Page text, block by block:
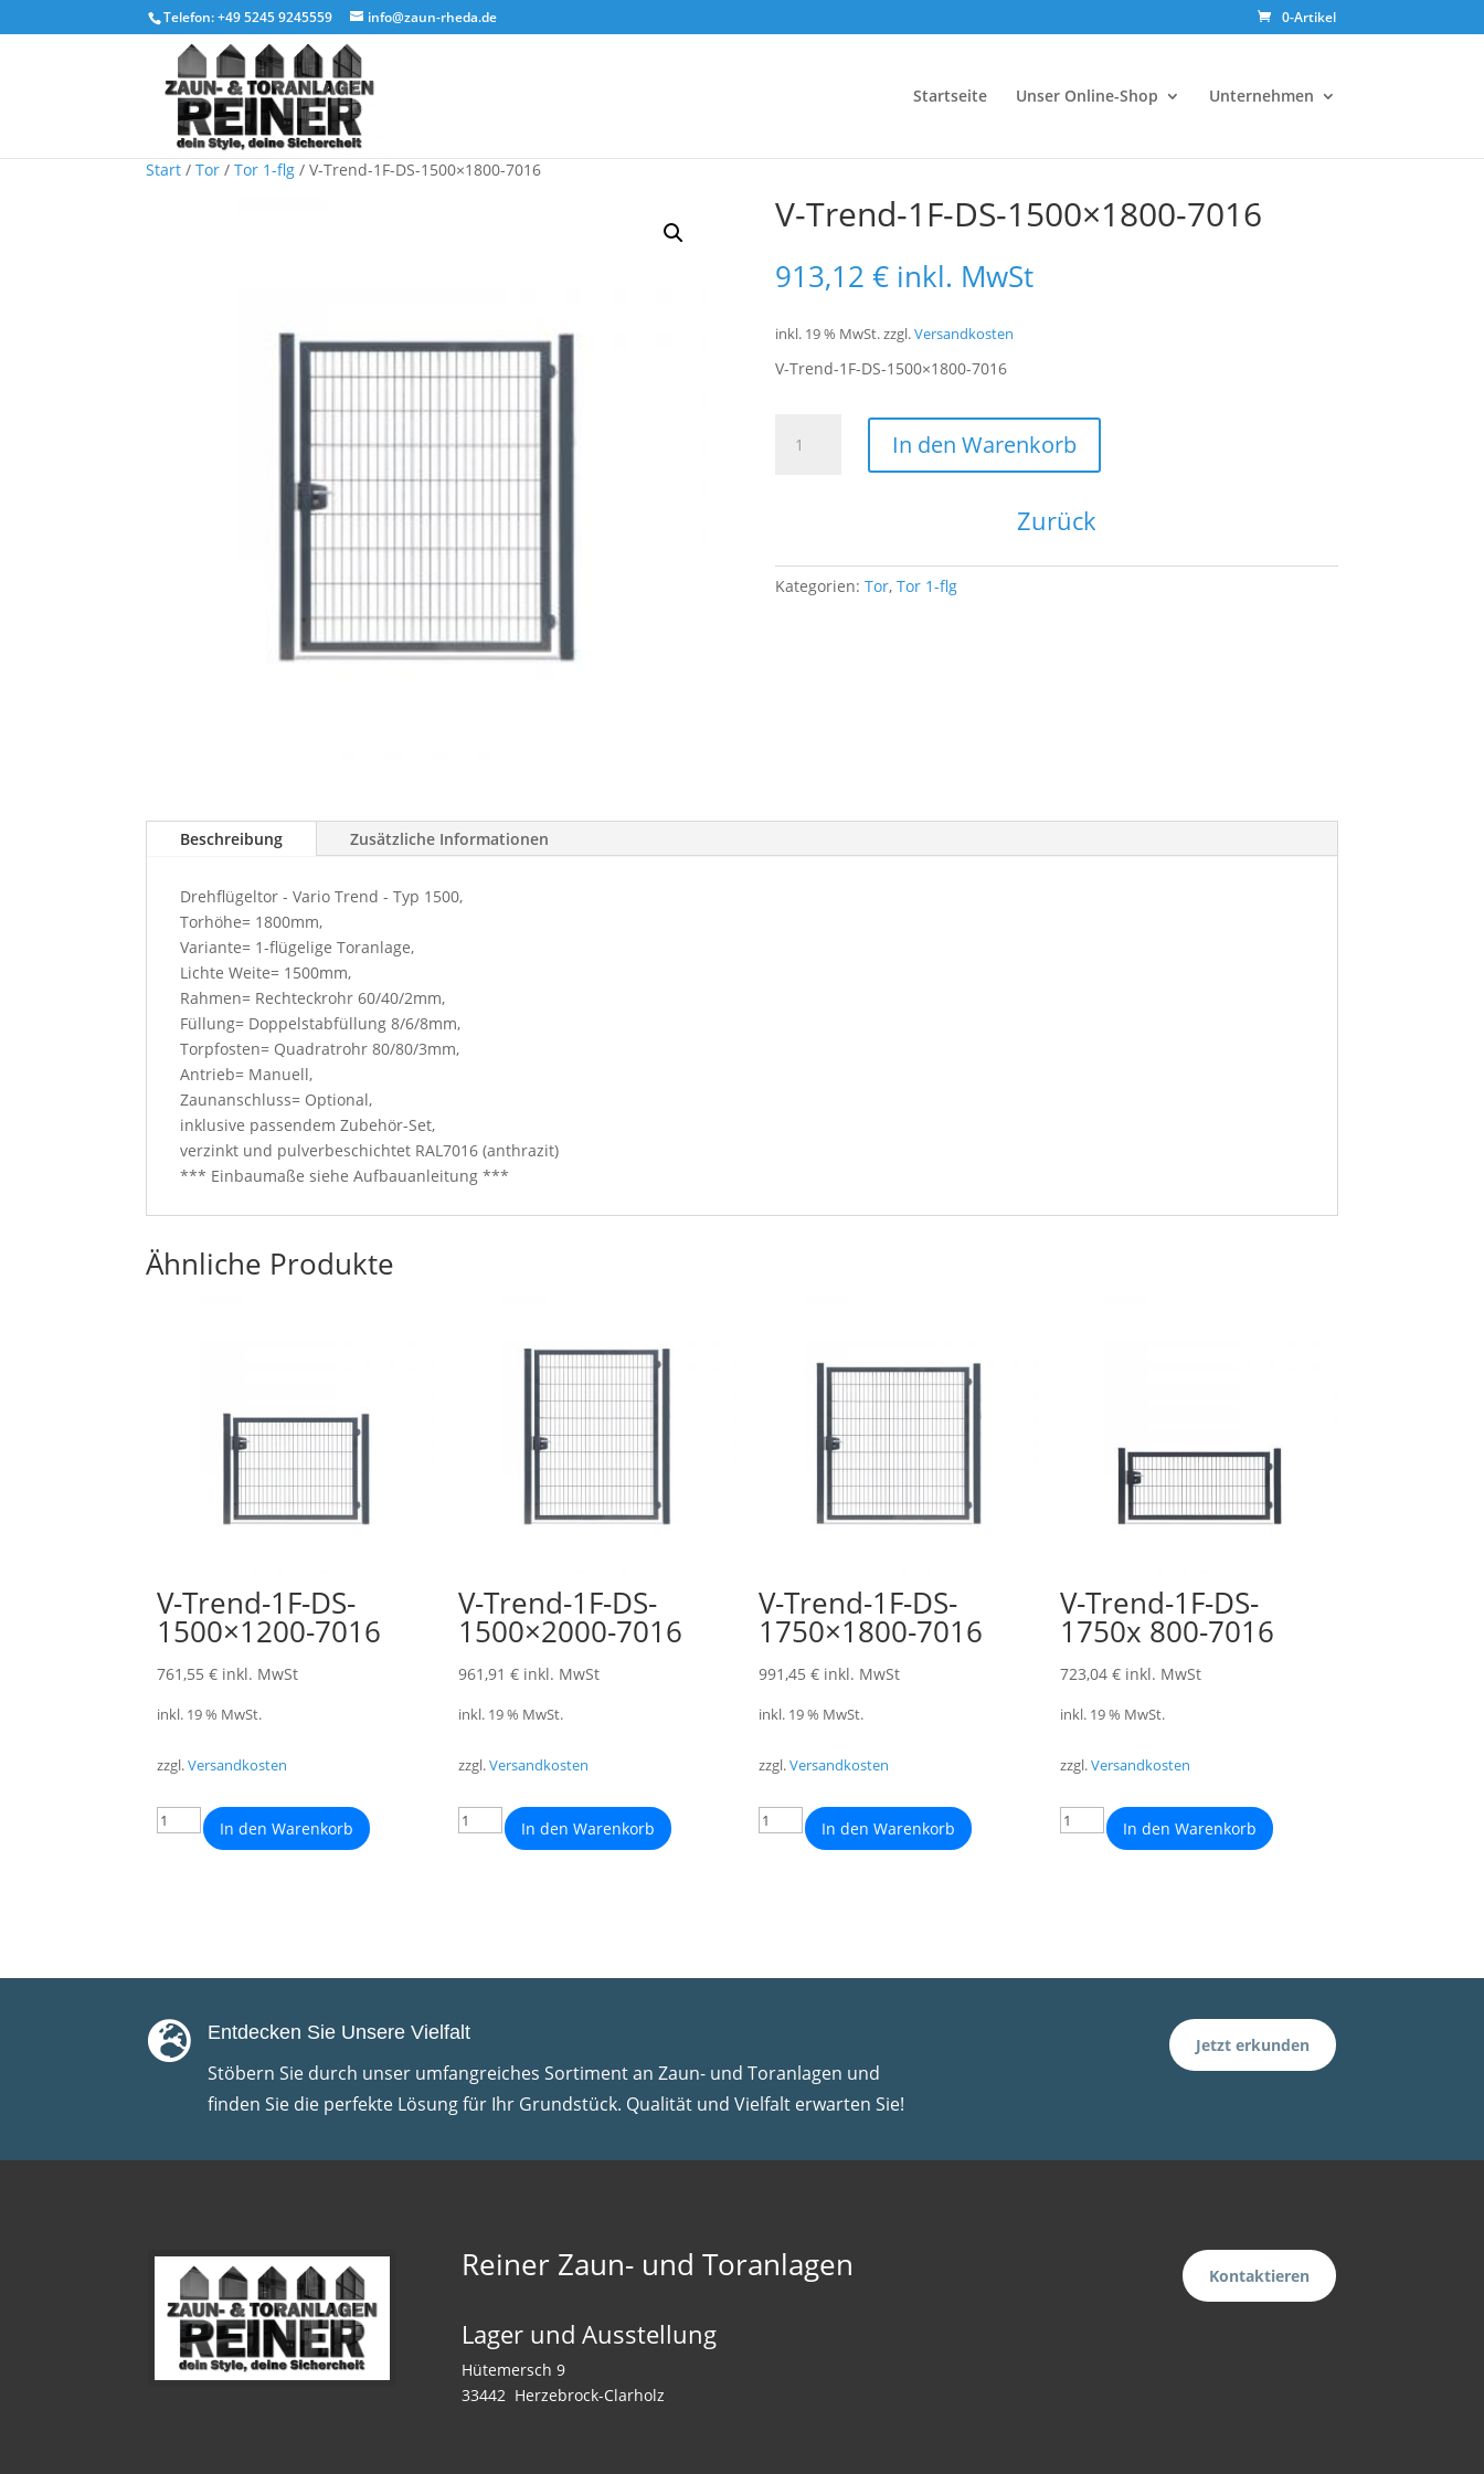
Telefon: +49 5245 9245559 info@zaun-rheda.de 0-Artikel
Startseite Unser Online-Shop Unternehmen
Start / Tor / Tor 1-flg / V-Trend-1F-DS-1500×1800-7016
V-Trend-1F-DS-1500×1800-7016
913,12 € inkl. MwSt
inkl. 19 % MwSt.zzgl.Versandkosten
V-Trend-1F-DS-1500×1800-7016
Trend-
Menge
In den Warenkorb
Zurück
Kategorien: Tor, Tor 1-flg
Beschreibung Zusätzliche Informationen
Drehflügeltor - Vario Trend - Typ 1500,
Torhöhe= 1800mm,
Variante= 1-flügelige Toranlage,
Lichte Weite= 1500mm,
Rahmen= Rechteckrohr 60/40/2mm,
Füllung= Doppelstabfüllung 8/6/8mm,
Torpfosten= Quadratrohr 80/80/3mm,
Antrieb= Manuell,
Zaunanschluss= Optional,
inklusive passendem Zubehör-Set,
verzinkt und pulverbeschichtet RAL7016 (anthrazit)
*** Einbaumaße siehe Aufbauanleitung ***
Ähnliche Produkte
V-Trend-1F-DS-
1500×1200-7016
761,55 € inkl. MwSt
inkl. 19 % MwSt.
zzgl.Versandkosten
In den Warenkorb
V-Trend-1F-DS-
1500×2000-7016
961,91 € inkl. MwSt
inkl. 19 % MwSt.
zzgl.Versandkosten
In den Warenkorb
V-Trend-1F-DS-
1750×1800-7016
991,45 € inkl. MwSt
inkl. 19 % MwSt.
zzgl.Versandkosten
In den Warenkorb
V-Trend-1F-DS-
1750x 800-7016
723,04 € inkl. MwSt
inkl. 19 % MwSt.
zzgl.Versandkosten
In den Warenkorb
 Entdecken Sie Unsere Vielfalt
Stöbern Sie durch unser umfangreiches Sortiment an Zaun- und Toranlagen und
finden Sie die perfekte Lösung für Ihr Grundstück. Qualität und Vielfalt erwarten Sie!
Jetzt erkunden
Reiner Zaun- und Toranlagen
Lager und Ausstellung
Hütemersch 9
33442 Herzebrock-Clarholz
Kontaktieren